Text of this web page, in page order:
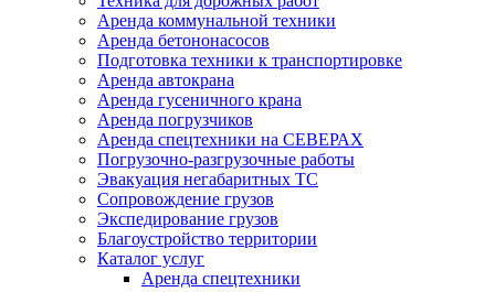
Аренда коммунальной техники
Аренда бетононасосов
Подготовка техники к транспортировке
Аренда автокрана
Аренда гусеничного крана
Аренда погрузчиков
Аренда спецтехники на СЕВЕРАХ
Погрузочно-разгрузочные работы
Эвакуация негабаритных ТС
Сопровождение грузов
Экспедирование грузов
Благоустройство территории
Каталог услуг
Аренда спецтехники